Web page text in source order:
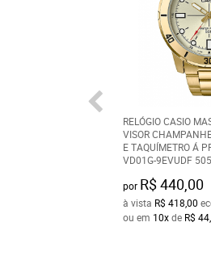
RELÓGIO CASIO
VISOR
E TAQUÍMETRO Á
VD01G-9EVUDF
por R$ 440,00
à vista R$ 418,00
ou em 10xde R$